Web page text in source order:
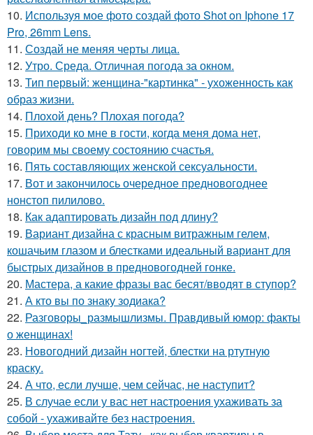
10. Используя мое фото создай фото Shot on Iphone 17
Pro, 26mm Lens.
11. Создай не меняя черты лица.
12. Утро. Среда. Отличная погода за окном.
13. Тип первый: женщина-"картинка" - ухоженность как
образ жизни.
14. Плохой день? Плохая погода?
15. Приходи ко мне в гости, когда меня дома нет,
говорим мы своему состоянию счастья.
16. Пять составляющих женской сексуальности.
17. Вот и закончилось очередное предновогоднее
нонстоп пилилово.
18. Как адаптировать дизайн под длину?
19. Вариант дизайна с красным витражным гелем,
кошачьим глазом и блестками идеальный вариант для
быстрых дизайнов в предновогодней гонке.
20. Мастера, а какие фразы вас бесят/вводят в ступор?
21. А кто вы по знаку зодиака?
22. Разговоры_размышлизмы. Правдивый юмор: факты
о женщинах!
23. Новогодний дизайн ногтей, блестки на ртутную
краску.
24. А что, если лучше, чем сейчас, не наступит?
25. В случае если у вас нет настроения ухаживать за
собой - ухаживайте без настроения.